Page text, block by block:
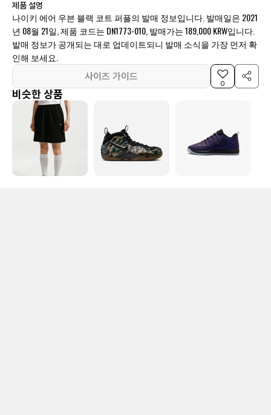
제품 설명
나이키 에어 우븐 블랙 코트 퍼플의 발매 정보입니다. 발매일은 2021
년 08월 21일, 제품 코드는 DN1773-010, 발매가는 189,000 KRW입니다.
발매 정보가 공개되는 대로 업데이트되니 발매 소식을 가장 먼저 확
인해 보세요.
사이즈 가이드
0
비슷한 상품